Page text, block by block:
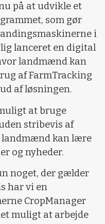
på at udvikle et
som gør
i
lanceret en digital
landmænd kan
af FarmTracking
af løsningen.
at bruge
stribevis af
landmænd kan lære
og nyheder.
noget, der gælder
har vi en
CropManager
muligt at arbejde